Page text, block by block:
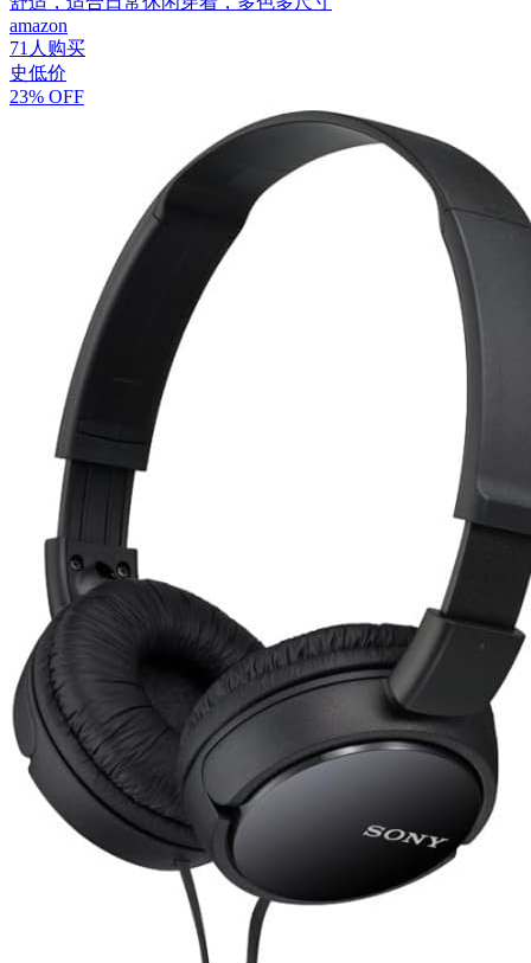
amazon
71人购买
史低价
23% OFF